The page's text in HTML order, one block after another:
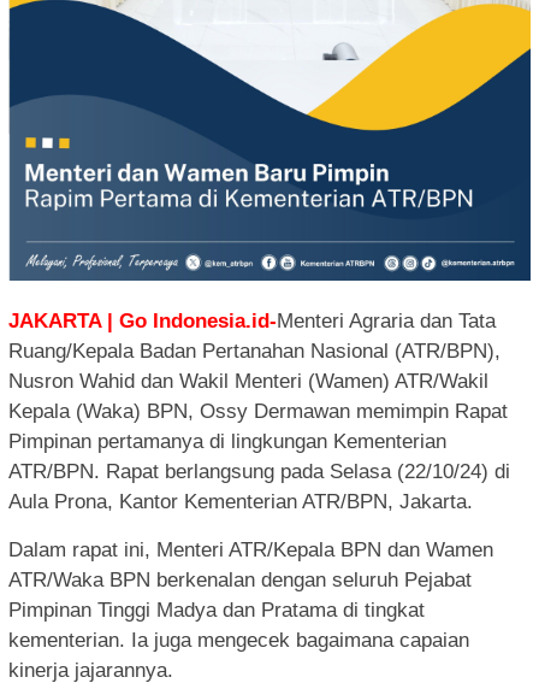
JAKARTA | Go Indonesia.id-Menteri Agraria dan Tata
Ruang/Kepala Badan Pertanahan Nasional (ATR/BPN),
Nusron Wahid dan Wakil Menteri (Wamen) ATR/Wakil
Kepala (Waka) BPN, Ossy Dermawan memimpin Rapat
Pimpinan pertamanya di lingkungan Kementerian
ATR/BPN. Rapat berlangsung pada Selasa (22/10/24) di
Aula Prona, Kantor Kementerian ATR/BPN, Jakarta.
Dalam rapat ini, Menteri ATR/Kepala BPN dan Wamen
ATR/Waka BPN berkenalan dengan seluruh Pejabat
Pimpinan Tinggi Madya dan Pratama di tingkat
kementerian. Ia juga mengecek bagaimana capaian
kinerja jajarannya.